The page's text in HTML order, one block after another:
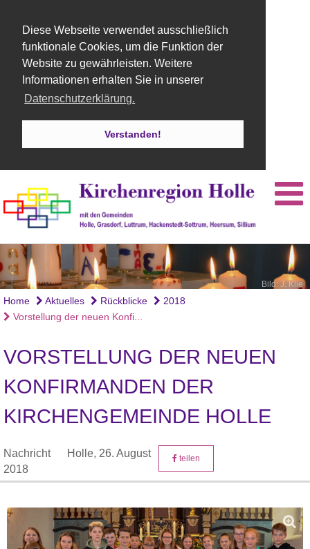
Diese Webseite verwendet ausschließlich
funktionale Cookies, um die Funktion der
Website zu gewährleisten. Weitere
Informationen erhalten Sie in unserer
Datenschutzerklärung.
Verstanden!
Bild: J. Klie
Home Aktuelles Rückblicke
2018
Vorstellung der neuen Konfi...
VORSTELLUNG DER NEUEN
KONFIRMANDEN DER
KIRCHENGEMEINDE HOLLE
Nachricht Holle, 26. August
2018
teilen